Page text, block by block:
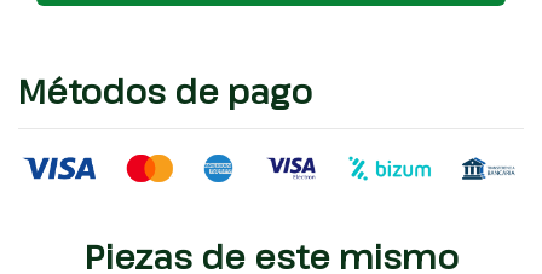
Métodos de pago
Piezas de este mismo